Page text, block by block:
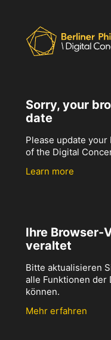
Sorry, your
date
Please update
of the Digital
Learn more
Ihre Browser-
veraltet
Bitte aktualisieren
alle Funktionen der
können.
Mehr erfahren